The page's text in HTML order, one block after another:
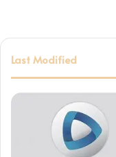
Last Modified